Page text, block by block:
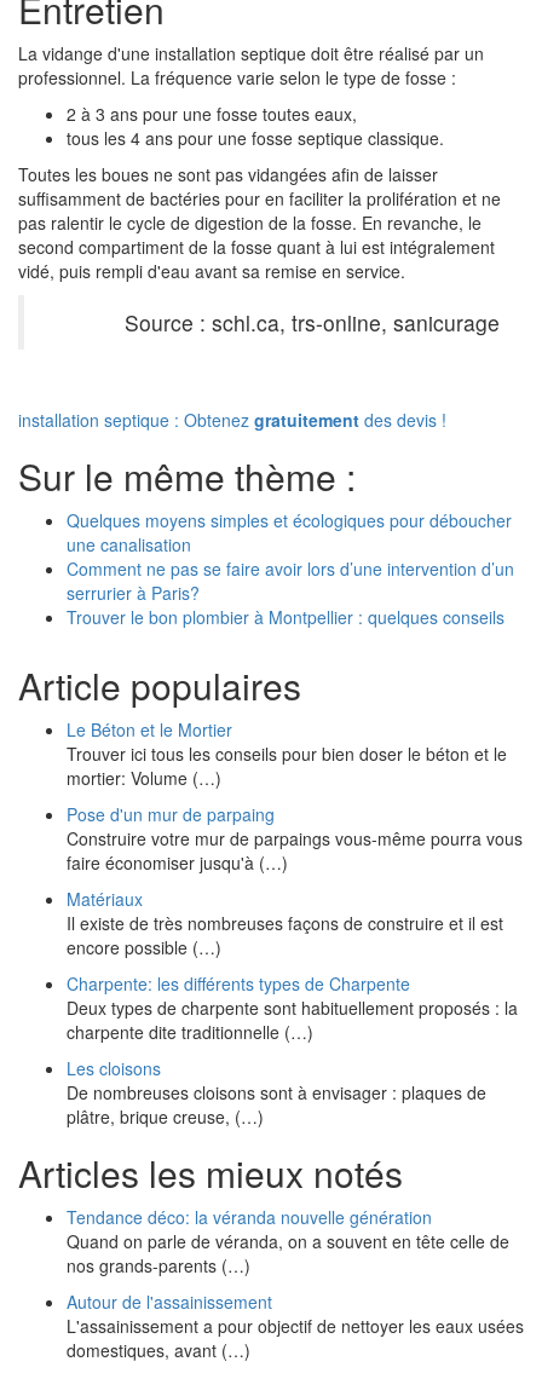
La vidange d'une installation septique doit être réalisé par un
professionnel. La fréquence varie selon le type de fosse :
2 à 3 ans pour une fosse toutes eaux,
tous les 4 ans pour une fosse septique classique.
Toutes les boues ne sont pas vidangées afin de laisser
suffisamment de bactéries pour en faciliter la prolifération et ne
pas ralentir le cycle de digestion de la fosse. En revanche, le
second compartiment de la fosse quant à lui est intégralement
vidé, puis rempli d'eau avant sa remise en service.
Source : schl.ca, trs-online, sanicurage
installation septique : Obtenez gratuitement des devis !
Sur le même thème :
Quelques moyens simples et écologiques pour déboucher
une canalisation
Comment ne pas se faire avoir lors d’une intervention d’un
serrurier à Paris?
Trouver le bon plombier à Montpellier : quelques conseils
Article populaires
Le Béton et le Mortier
Trouver ici tous les conseils pour bien doser le béton et le
mortier: Volume (…)
Pose d'un mur de parpaing
Construire votre mur de parpaings vous-même pourra vous
faire économiser jusqu'à (…)
Matériaux
Il existe de très nombreuses façons de construire et il est
encore possible (…)
Charpente: les différents types de Charpente
Deux types de charpente sont habituellement proposés : la
charpente dite traditionnelle (…)
Les cloisons
De nombreuses cloisons sont à envisager : plaques de
plâtre, brique creuse, (…)
Articles les mieux notés
Tendance déco: la véranda nouvelle génération
Quand on parle de véranda, on a souvent en tête celle de
nos grands-parents (…)
Autour de l'assainissement
L'assainissement a pour objectif de nettoyer les eaux usées
domestiques, avant (…)